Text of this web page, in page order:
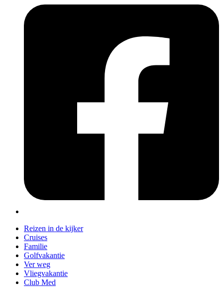
Reizen in de kijker
Cruises
Familie
Golfvakantie
Ver weg
Vliegvakantie
Club Med